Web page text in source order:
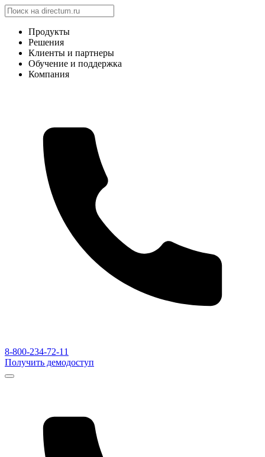
Продукты
Решения
Клиенты и партнеры
Обучение и поддержка
Компания
8-800-234-72-11
Получить демодоступ